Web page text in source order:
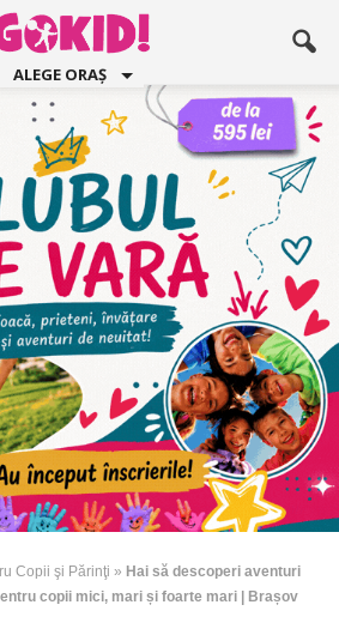
ALEGE ORAȘ
Copii şi Părinţi » Hai să descoperi aventuri
copii mici, mari și foarte mari | Brașov